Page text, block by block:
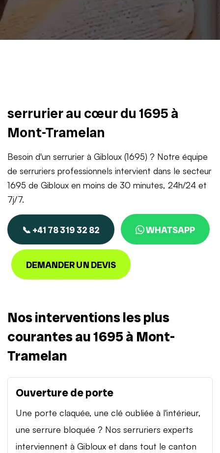
serrurier au cœur du 1695 à
Mont-Tramelan
Besoin d'un serrurier à Gibloux (1695) ? Notre équipe
de serruriers professionnels intervient dans le secteur
1695 de Gibloux en moins de 30 minutes, 24h/24 et
7j/7.
📞 +41 78 319 32 82 WHATSAPP
DEMANDER UN DEVIS
Nos interventions les plus
courantes au 1695 à Mont-
Tramelan
Ouverture de porte
Une porte claquée, une clé oubliée à l'intérieur,
une serrure bloquée ? Nos serruriers experts
interviennent à Gibloux et dans tout le canton